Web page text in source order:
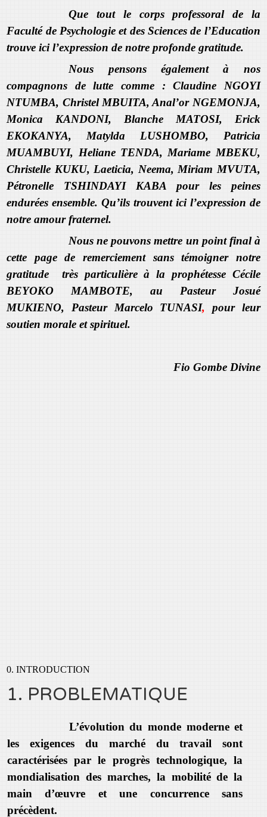
Que tout le corps professoral de la
Faculté de Psychologie et des Sciences de l’Education
trouve ici l’expression de notre profonde gratitude.
Nous pensons également à nos
compagnons de lutte comme : Claudine NGOYI
NTUMBA, Christel MBUITA, Anal’or NGEMONJA,
Monica KANDONI, Blanche MATOSI, Erick
EKOKANYA, Matylda LUSHOMBO, Patricia
MUAMBUYI, Heliane TENDA, Mariame MBEKU,
Christelle KUKU, Laeticia, Neema, Miriam MVUTA,
Pétronelle TSHINDAYI KABA pour les peines
endurées ensemble. Qu’ils trouvent ici l’expression de
notre amour fraternel.
Nous ne pouvons mettre un point final à
cette page de remerciement sans témoigner notre
gratitude très particulière à la prophétesse Cécile
BEYOKO MAMBOTE, au Pasteur Josué
MUKIENO, Pasteur Marcelo TUNASI, pour leur
soutien morale et spirituel.
Fio Gombe Divine
0. INTRODUCTION
1. PROBLEMATIQUE
L’évolution du monde moderne et
les exigences du marché du travail sont
caractérisées par le progrès technologique, la
mondialisation des marches, la mobilité de la
main d’œuvre et une concurrence sans
précèdent.